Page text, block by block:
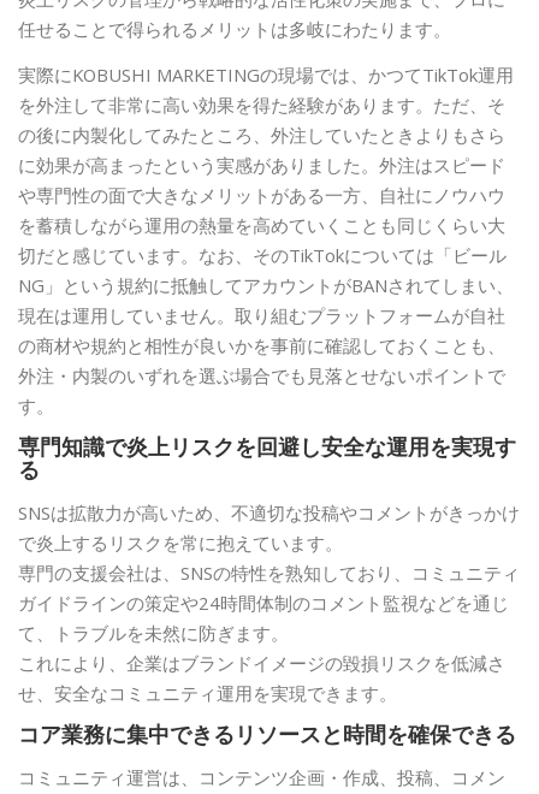
任せることで得られるメリットは多岐にわたります。
実際にKOBUSHI MARKETINGの現場では、かつてTikTok運用
を外注して非常に高い効果を得た経験があります。ただ、そ
の後に内製化してみたところ、外注していたときよりもさら
に効果が高まったという実感がありました。外注はスピード
や専門性の面で大きなメリットがある一方、自社にノウハウ
を蓄積しながら運用の熱量を高めていくことも同じくらい大
切だと感じています。なお、そのTikTokについては「ビール
NG」という規約に抵触してアカウントがBANされてしまい、
現在は運用していません。取り組むプラットフォームが自社
の商材や規約と相性が良いかを事前に確認しておくことも、
外注・内製のいずれを選ぶ場合でも見落とせないポイントで
す。
専門知識で炎上リスクを回避し安全な運用を実現す
る
SNSは拡散力が高いため、不適切な投稿やコメントがきっかけ
で炎上するリスクを常に抱えています。
専門の支援会社は、SNSの特性を熟知しており、コミュニティ
ガイドラインの策定や24時間体制のコメント監視などを通じ
て、トラブルを未然に防ぎます。
これにより、企業はブランドイメージの毀損リスクを低減さ
せ、安全なコミュニティ運用を実現できます。
コア業務に集中できるリソースと時間を確保できる
コミュニティ運営は、コンテンツ企画・作成、投稿、コメン